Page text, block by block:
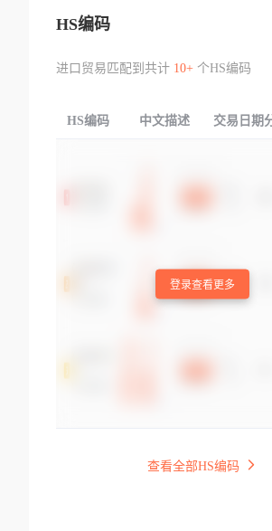
HS编码
进口贸易匹配到共计 10+个HS编码
HS编码 中文描述 交易日期
登录查看更多
查看全部HS编码